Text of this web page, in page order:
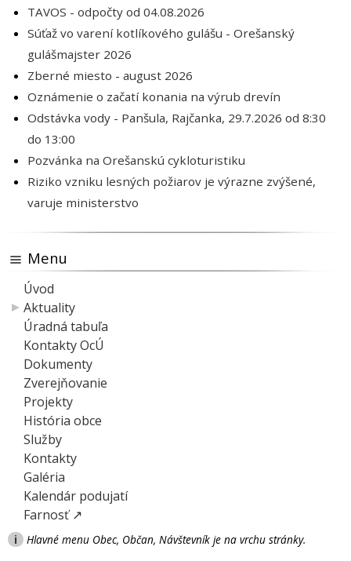
TAVOS - odpočty od 04.08.2026
Súťaž vo varení kotlíkového gulášu - Orešanský
gulášmajster 2026
Zberné miesto - august 2026
Oznámenie o začatí konania na výrub drevín
Odstávka vody - Panšula, Rajčanka, 29.7.2026 od 8:30
do 13:00
Pozvánka na Orešanskú cykloturistiku
Riziko vzniku lesných požiarov je výrazne zvýšené,
varuje ministerstvo
Menu
Úvod
Aktuality
Úradná tabuľa
Kontakty OcÚ
Dokumenty
Zverejňovanie
Projekty
História obce
Služby
Kontakty
Galéria
Kalendár podujatí
Farnosť ↗
i Hlavné menu Obec, Občan, Návštevník je na vrchu stránky.